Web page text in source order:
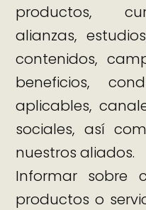
productos,
alianzas,
contenidos,
beneficios,
aplicables,
sociales, así
nuestros aliados.
Informar sobre
productos o